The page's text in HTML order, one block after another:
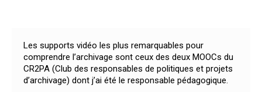
Les supports vidéo les plus remarquables pour
comprendre l’archivage sont ceux des deux MOOCs du
CR2PA (Club des responsables de politiques et projets
d’archivage) dont j’ai été le responsable pédagogique.